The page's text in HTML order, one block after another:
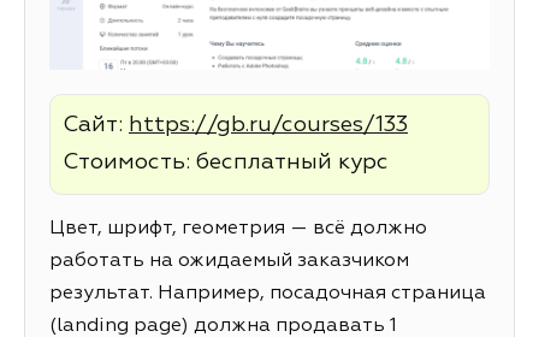
Сайт: https://gb.ru/courses/133
Стоимость: бесплатный курс
Цвет, шрифт, геометрия — всё должно
работать на ожидаемый заказчиком
результат. Например, посадочная страница
(landing page) должна продавать 1